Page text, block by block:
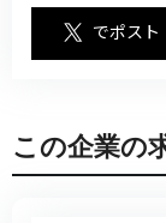
でポスト
この企業の